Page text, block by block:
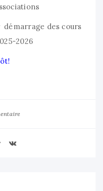
démarrage des cours
2026